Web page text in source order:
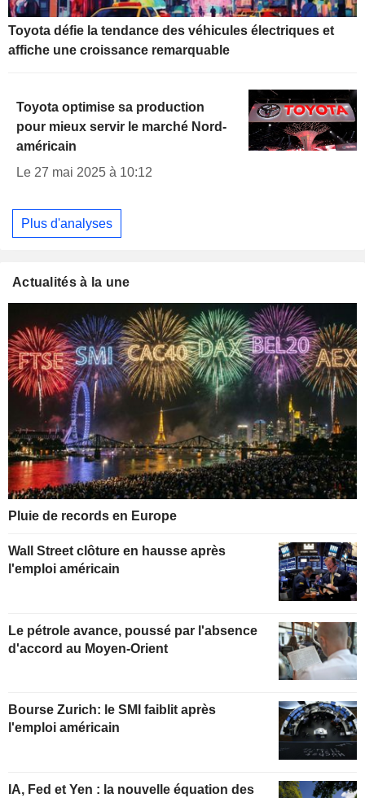
Toyota défie la tendance des véhicules électriques et
affiche une croissance remarquable
Toyota optimise sa production
pour mieux servir le marché Nord-
américain
Le 27 mai 2025 à 10:12
Plus d'analyses
Actualités à la une
Pluie de records en Europe
Wall Street clôture en hausse après
l'emploi américain
Le pétrole avance, poussé par l'absence
d'accord au Moyen-Orient
Bourse Zurich: le SMI faiblit après
l'emploi américain
IA, Fed et Yen : la nouvelle équation des